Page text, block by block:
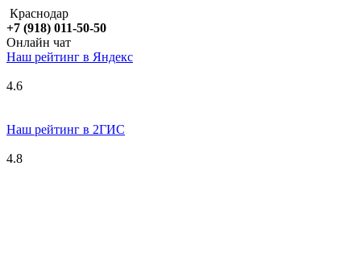
Краснодар
+7 (918) 011-50-50
Онлайн чат
Наш рейтинг в Яндекс
4.6
Наш рейтинг в 2ГИС
4.8